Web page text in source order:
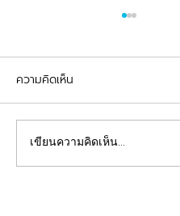
จัดฟันต้อนรับเปิดเทอม
ความคิดเห็น
เขียนความคิดเห็น…